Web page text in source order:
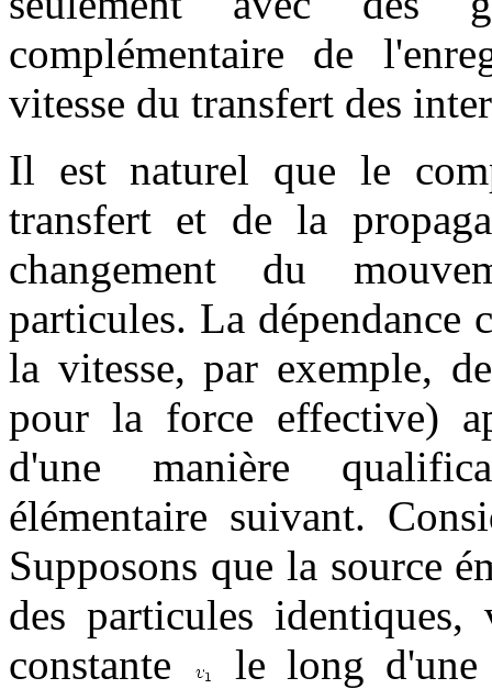
complémentaire de
vitesse du transfert des
Il est naturel que le
transfert et de la
changement du
particules. La dépendance
la vitesse, par exemple,
pour la force effective)
d'une manière
élémentaire suivant.
Supposons que la source
des particules
constante
le long d'une